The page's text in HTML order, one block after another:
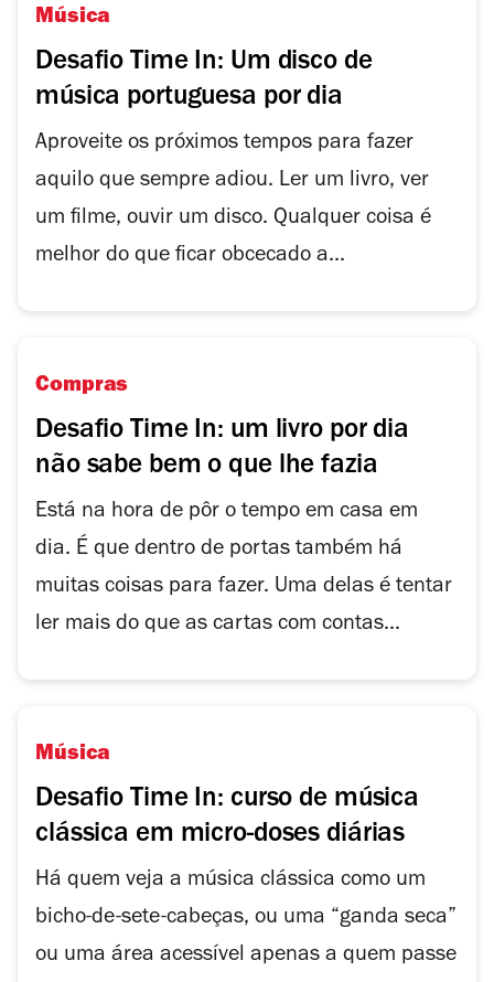
Música
Desafio Time In: Um disco de
música portuguesa por dia
Aproveite os próximos tempos para fazer
aquilo que sempre adiou. Ler um livro, ver
um filme, ouvir um disco. Qualquer coisa é
melhor do que ficar obcecado a...
Compras
Desafio Time In: um livro por dia
não sabe bem o que lhe fazia
Está na hora de pôr o tempo em casa em
dia. É que dentro de portas também há
muitas coisas para fazer. Uma delas é tentar
ler mais do que as cartas com contas...
Música
Desafio Time In: curso de música
clássica em micro-doses diárias
Há quem veja a música clássica como um
bicho-de-sete-cabeças, ou uma “ganda seca”
ou uma área acessível apenas a quem passe